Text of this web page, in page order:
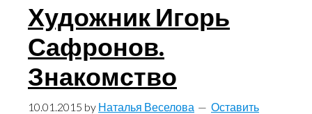
современного
Художник Игорь
Сафронов.
Знакомство
10.01.2015 by Наталья Веселова
Оставить